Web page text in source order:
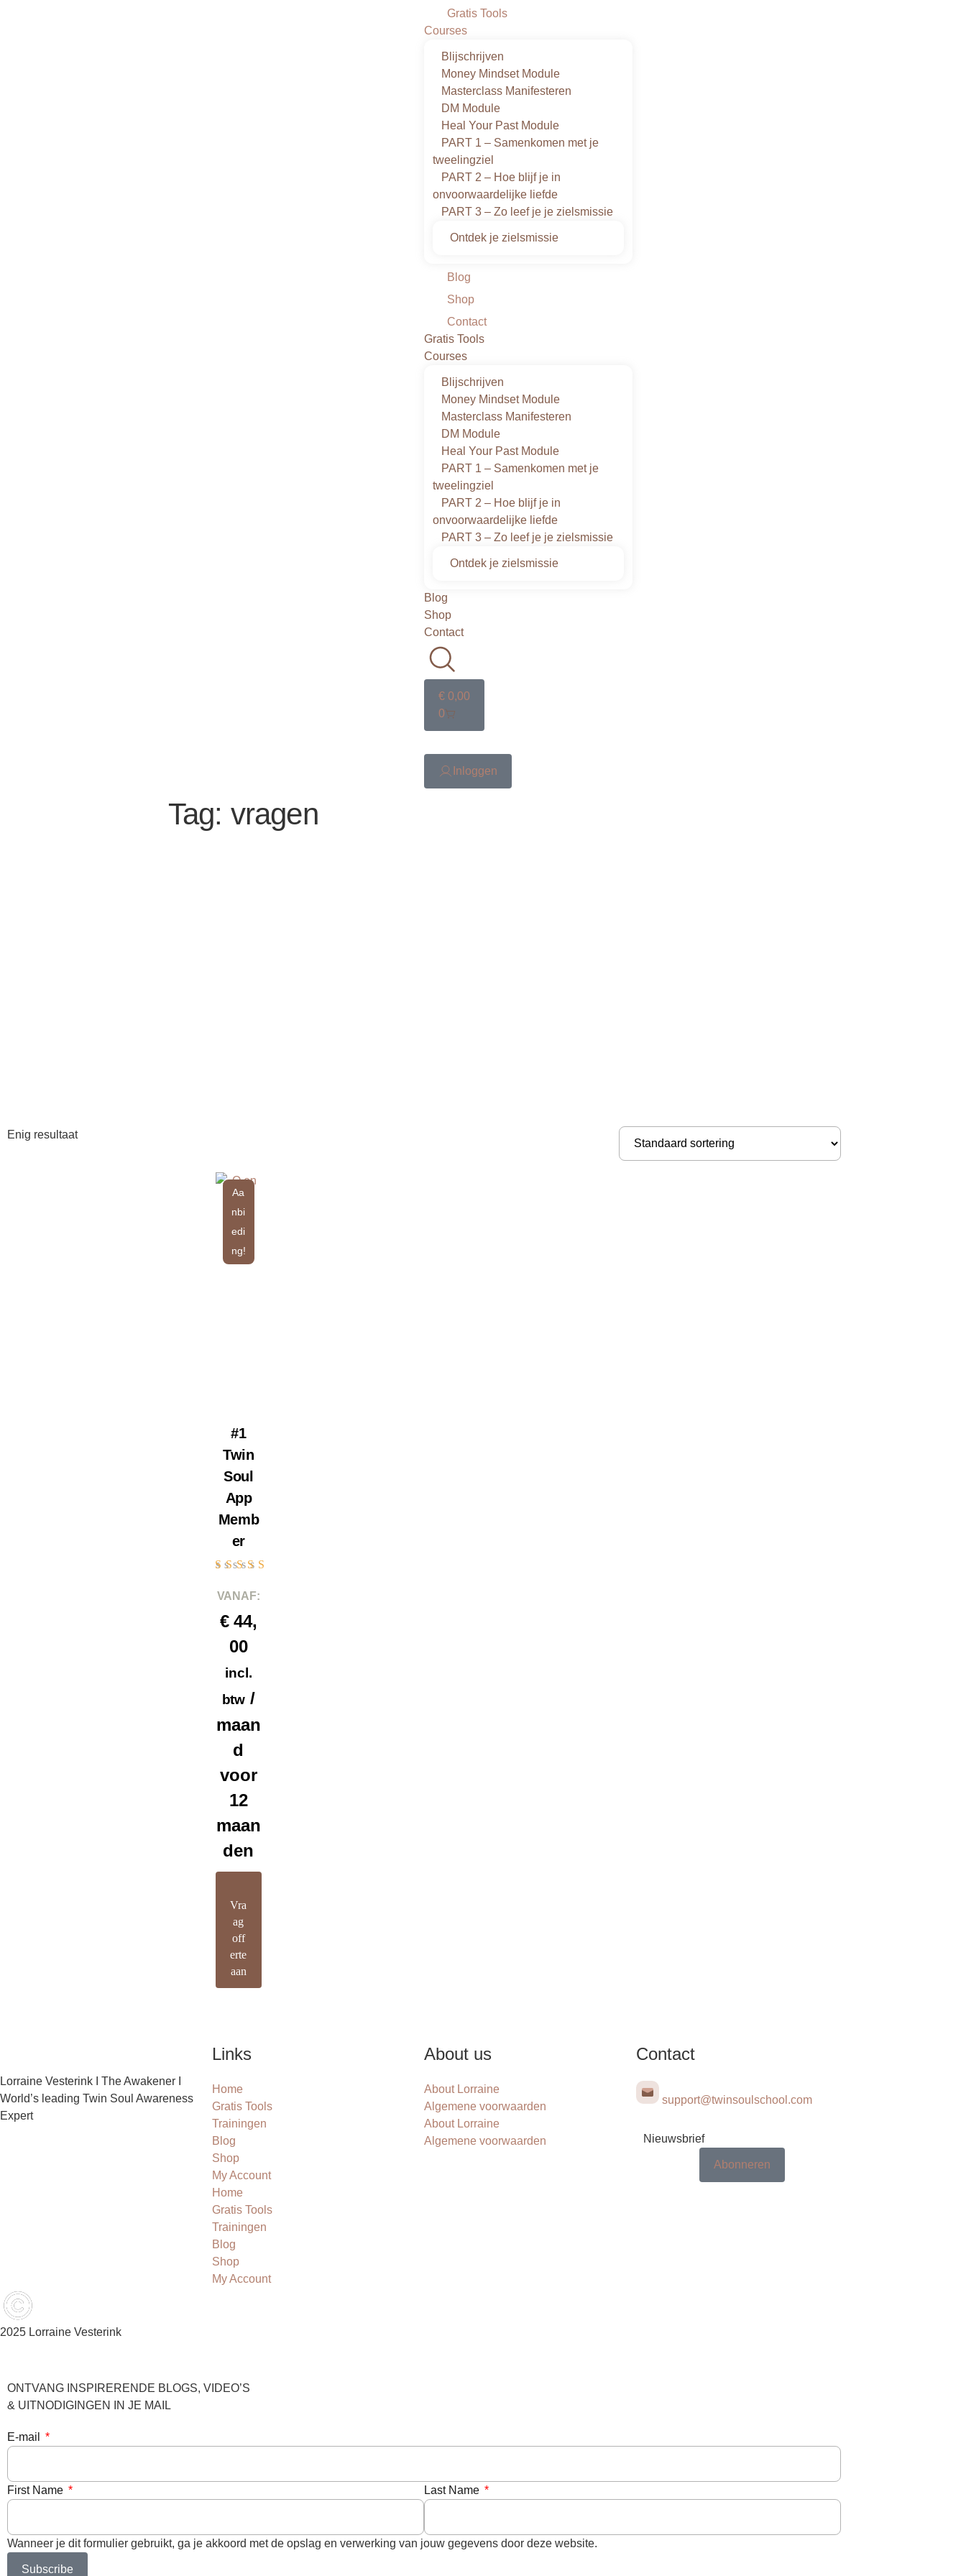
Gratis Tools
Courses
Blijschrijven
Money Mindset Module
Masterclass Manifesteren
DM Module
Heal Your Past Module
PART 1 – Samenkomen met je
tweelingziel
PART 2 – Hoe blijf je in
onvoorwaardelijke liefde
PART 3 – Zo leef je je zielsmissie
Ontdek je zielsmissie
Blog
Shop
Contact
Gratis Tools
Courses
Blijschrijven
Money Mindset Module
Masterclass Manifesteren
DM Module
Heal Your Past Module
PART 1 – Samenkomen met je
tweelingziel
PART 2 – Hoe blijf je in
onvoorwaardelijke liefde
PART 3 – Zo leef je je zielsmissie
Ontdek je zielsmissie
Blog
Shop
Contact
€ 0,00
0
Inloggen
Tag: vragen
Enig resultaat
Aa
nbi
edi
ng!
#1
Twin
Soul
App
Memb
er
5.00
VANAF:
€44,
00
incl.
btw /
maan
d
voor
12
maan
den
Vra
ag
off
erte
aan
Lorraine Vesterink I The Awakener I
World’s leading Twin Soul Awareness
Expert
Links
Home
Gratis Tools
Trainingen
Blog
Shop
My Account
Home
Gratis Tools
Trainingen
Blog
Shop
My Account
About us
About Lorraine
Algemene voorwaarden
About Lorraine
Algemene voorwaarden
Contact
support@twinsoulschool.com
Nieuwsbrief
Abonneren
2025 Lorraine Vesterink
ONTVANG INSPIRERENDE BLOGS, VIDEO’S
& UITNODIGINGEN IN JE MAIL
E-mail
First Name Last Name
Wanneer je dit formulier gebruikt, ga je akkoord met de opslag en verwerking van jouw gegevens door deze website.
Subscribe